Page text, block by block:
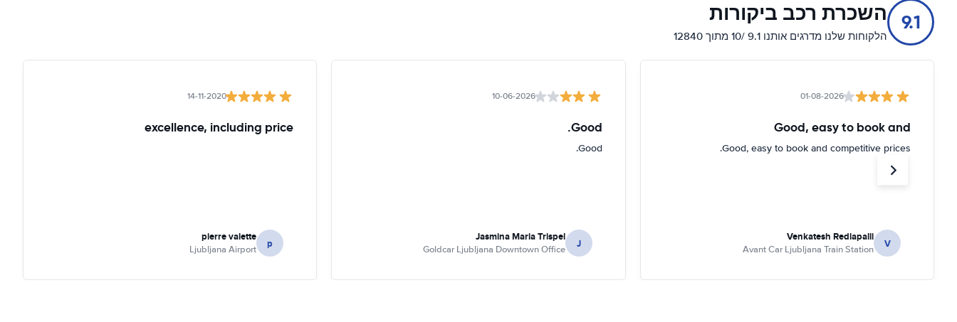
9.1 השכרת רכב ביקורות
הלקוחות שלנו מדרגים אותנו 9.1 /10 מתוך 12840
01-08-2026
Good, easy to book and
Good, easy to book and competitive prices.
V
Venkatesh Redlapalli
Avant Car Ljubljana Train Station
10-06-2026
Good.
Good.
J
Jasmina Maria Trispel
Goldcar Ljubljana Downtown Office
14-11-2020
excellence, including price
p
pierre valette
Ljubljana Airport